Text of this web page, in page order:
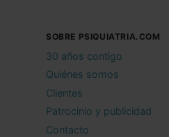
SOBRE PSIQUIATRIA.COM
30 años contigo
Quiénes somos
Clientes
Patrocinio y publicidad
Contacto